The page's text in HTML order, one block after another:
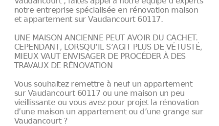
notre entreprise spécialisée en rénovation maison
et appartement sur Vaudancourt 60117.
UNE MAISON ANCIENNE PEUT AVOIR DU CACHET.
CEPENDANT, LORSQU’IL S’AGIT PLUS DE VÉTUSTÉ,
MIEUX VAUT ENVISAGER DE PROCÉDER À DES
TRAVAUX DE RÉNOVATION
Vous souhaitez remettre à neuf un appartement
sur Vaudancourt 60117 ou une maison un peu
vieillissante ou vous avez pour projet la rénovation
d’une maison un appartement ou d’une grange sur
Vaudancourt ?